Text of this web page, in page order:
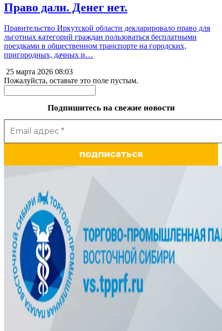
Право дали. Денег нет.
Правительство Иркутской области декларировало право для
льготных категорий граждан пользоваться бесплатными
поездками в общественном транспорте на городских,
пригородных, дачных и…
25 марта 2026 08:03
Пожалуйста, оставьте это поле пустым.
Подпишитесь на свежие новости